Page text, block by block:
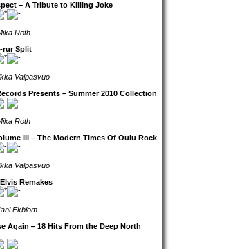
– A Tribute to Killing Joke
Roth
rur Split
Valpasvuo
Presents – Summer 2010 Collection
Roth
III – The Modern Times Of Oulu Rock
Valpasvuo
Remakes
Ekblom
Again ‒ 18 Hits From the Deep North